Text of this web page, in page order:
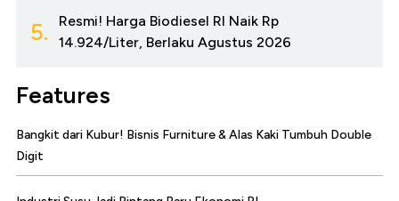
5.
Resmi! Harga Biodiesel RI Naik Rp
14.924/Liter, Berlaku Agustus 2026
Features
Bangkit dari Kubur! Bisnis Furniture & Alas Kaki Tumbuh Double
Digit